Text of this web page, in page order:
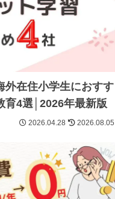
外在住小学生におすす
育4選│2026年最新版
2026.04.28 2026.08.05